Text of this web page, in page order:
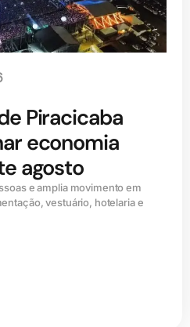
Piracicaba
economia
agosto
e amplia movimento em
vestuário, hotelaria e